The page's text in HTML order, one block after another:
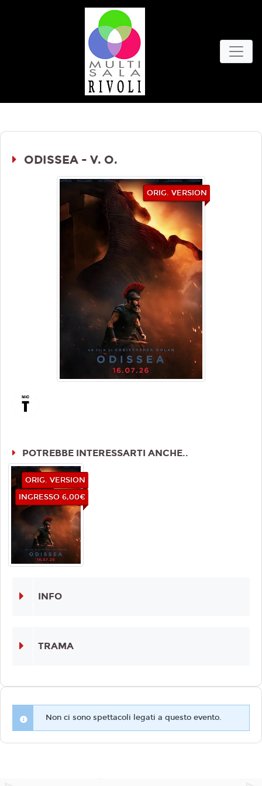
ODISSEA - V. O.
ORIG. VERSION
POTREBBE INTERESSARTI ANCHE..
ORIG. VERSION
INGRESSO 6,00€
INFO
TRAMA
Non ci sono spettacoli legati a questo evento.